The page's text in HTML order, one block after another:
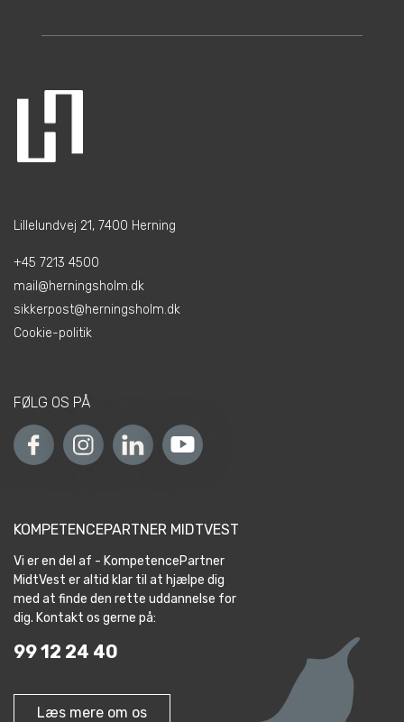
Lillelundvej 21, 7400 Herning
+45 7213 4500
mail@herningsholm.dk
sikkerpost@herningsholm.dk
Cookie-politik
FØLG OS PÅ
KOMPETENCEPARTNER MIDTVEST
Vi er en del af - KompetencePartner
MidtVest er altid klar til at hjælpe dig
med at finde den rette uddannelse for
dig. Kontakt os gerne på:
99 12 24 40
Læs mere om os